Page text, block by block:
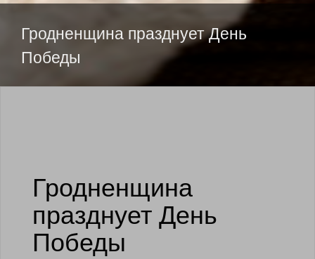
Гродненщина празднует День
Победы
Гродненщина
празднует День
Победы